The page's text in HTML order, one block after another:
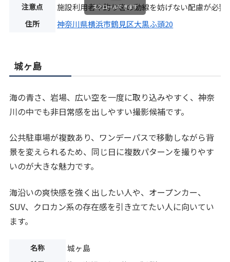
注意点 施設利用者や釣り客の動線を妨げない配慮が必要
住所 神奈川県横浜市鶴見区大黒ふ頭20
スクロールできます
城ヶ島
海の青さ、岩場、広い空を一度に取り込みやすく、神奈
川の中でも非日常感を出しやすい撮影候補です。
公共駐車場が複数あり、ワンデーパスで移動しながら背
景を変えられるため、同じ日に複数パターンを撮りやす
いのが大きな魅力です。
海沿いの爽快感を強く出したい人や、オープンカー、
SUV、クロカン系の存在感を引き立てたい人に向いてい
ます。
名称 城ヶ島